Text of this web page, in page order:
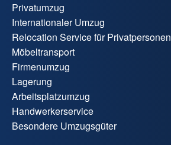
Privatumzug
Internationaler Umzug
Relocation Service für Privatpersonen
Möbeltransport
Firmenumzug
Lagerung
Arbeitsplatzumzug
Handwerkerservice
Besondere Umzugsgüter